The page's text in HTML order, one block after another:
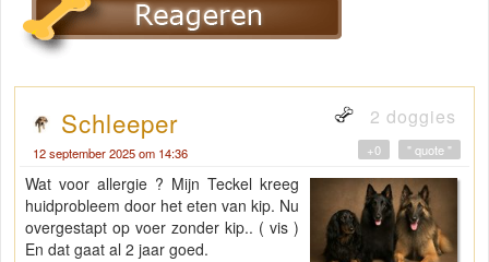
Schleeper 2 doggies
12 september 2025 om 14:36 " quote "
+0
Wat voor allergie ? Mijn Teckel kreeg
huidprobleem door het eten van kip. Nu
overgestapt op voer zonder kip.. ( vis )
En dat gaat al 2 jaar goed.